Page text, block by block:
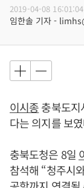
2019-04-08 16:01:04
임한솔 기자 -
이시종충북도지
다는 의지를 보
충북도청은 8일
참석해 “청주시